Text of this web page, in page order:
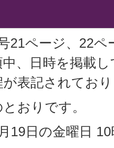
21ページ、22ペ
、日時を掲載
が表記されてお
おりです。
19日の金曜日 10